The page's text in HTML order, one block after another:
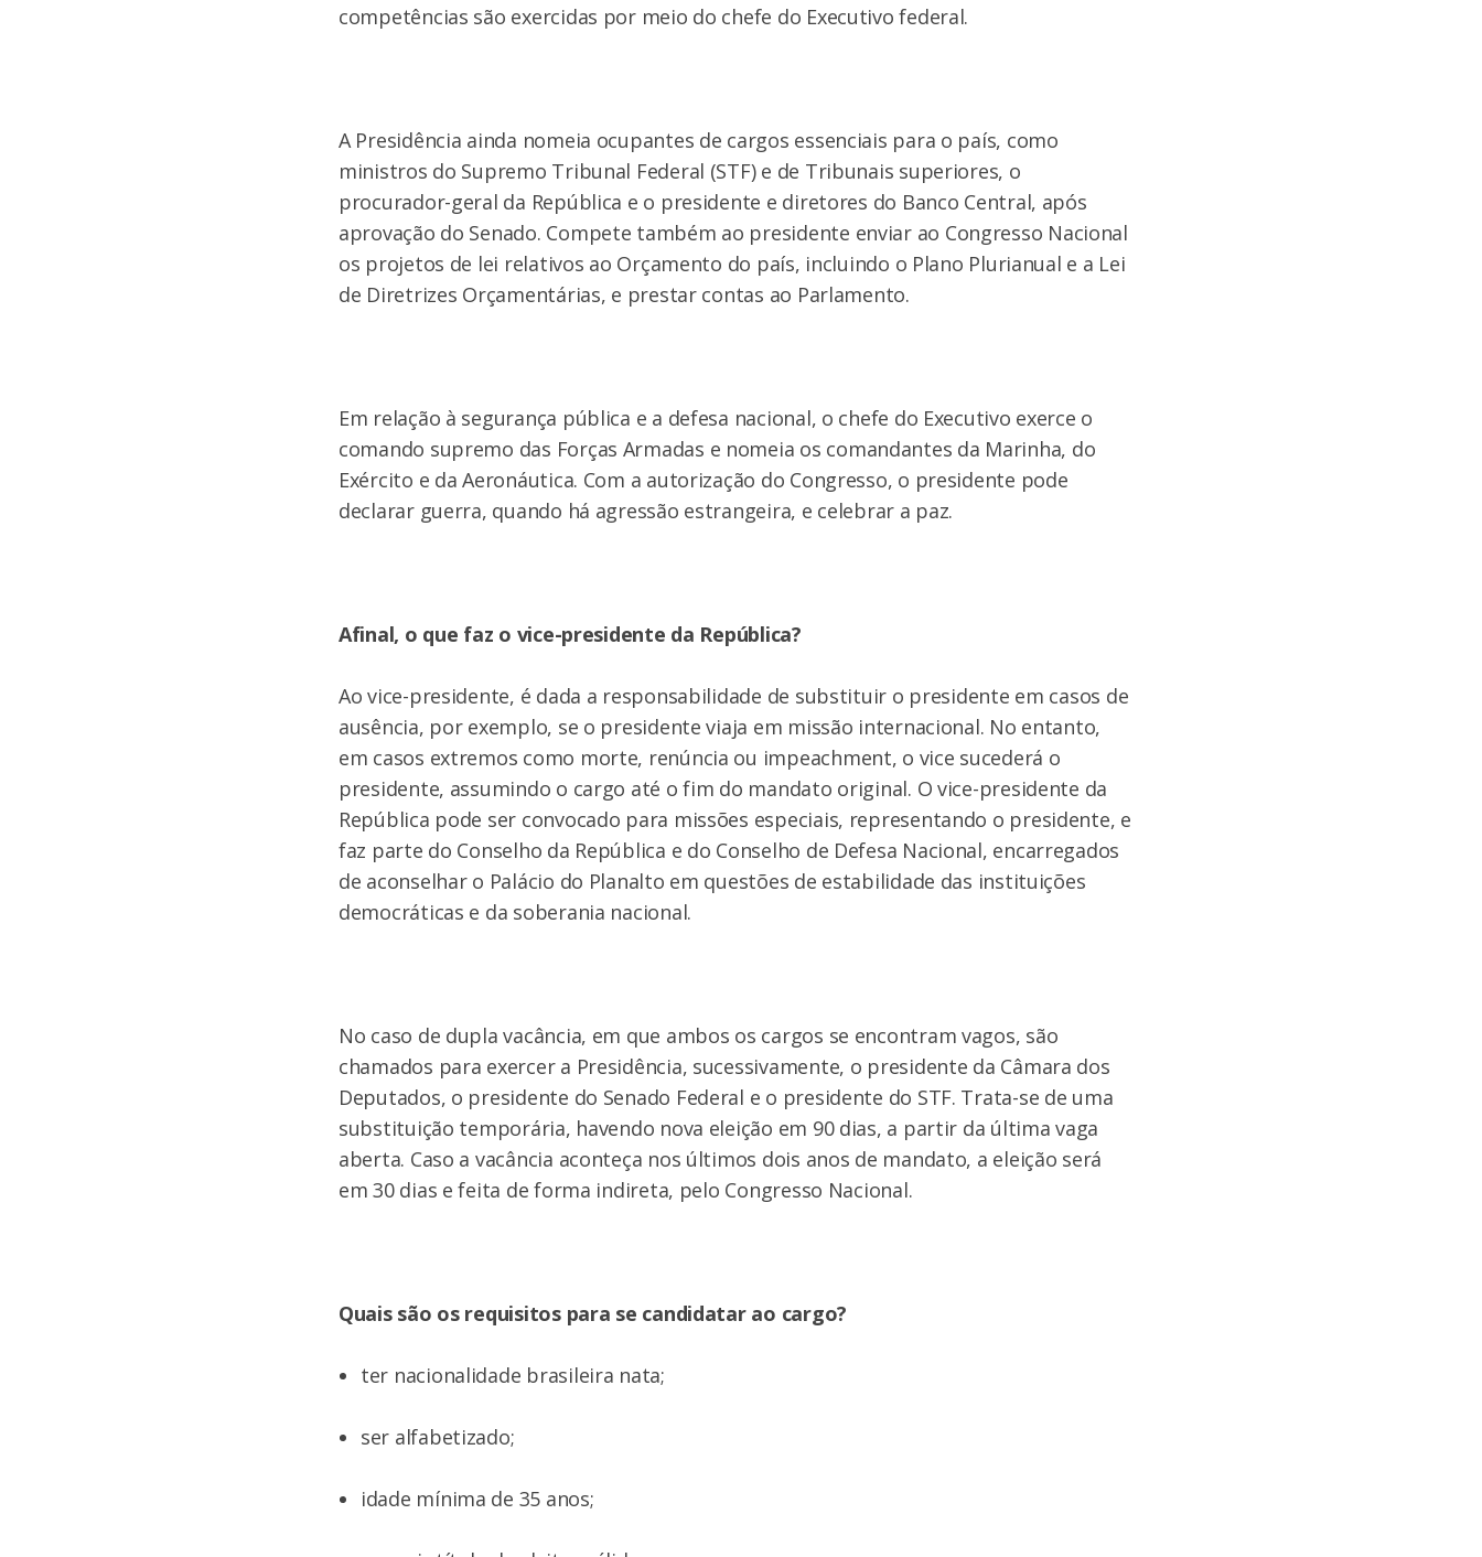
competências são exercidas por meio do chefe do Executivo federal.
A Presidência ainda nomeia ocupantes de cargos essenciais para o país, como
ministros do Supremo Tribunal Federal (STF) e de Tribunais superiores, o
procurador-geral da República e o presidente e diretores do Banco Central, após
aprovação do Senado. Compete também ao presidente enviar ao Congresso Nacional
os projetos de lei relativos ao Orçamento do país, incluindo o Plano Plurianual e a Lei
de Diretrizes Orçamentárias, e prestar contas ao Parlamento.
Em relação à segurança pública e a defesa nacional, o chefe do Executivo exerce o
comando supremo das Forças Armadas e nomeia os comandantes da Marinha, do
Exército e da Aeronáutica. Com a autorização do Congresso, o presidente pode
declarar guerra, quando há agressão estrangeira, e celebrar a paz.
Afinal, o que faz o vice-presidente da República?
Ao vice-presidente, é dada a responsabilidade de substituir o presidente em casos de
ausência, por exemplo, se o presidente viaja em missão internacional. No entanto,
em casos extremos como morte, renúncia ou impeachment, o vice sucederá o
presidente, assumindo o cargo até o fim do mandato original. O vice-presidente da
República pode ser convocado para missões especiais, representando o presidente, e
faz parte do Conselho da República e do Conselho de Defesa Nacional, encarregados
de aconselhar o Palácio do Planalto em questões de estabilidade das instituições
democráticas e da soberania nacional.
No caso de dupla vacância, em que ambos os cargos se encontram vagos, são
chamados para exercer a Presidência, sucessivamente, o presidente da Câmara dos
Deputados, o presidente do Senado Federal e o presidente do STF. Trata-se de uma
substituição temporária, havendo nova eleição em 90 dias, a partir da última vaga
aberta. Caso a vacância aconteça nos últimos dois anos de mandato, a eleição será
em 30 dias e feita de forma indireta, pelo Congresso Nacional.
Quais são os requisitos para se candidatar ao cargo?
ter nacionalidade brasileira nata;
ser alfabetizado;
idade mínima de 35 anos;